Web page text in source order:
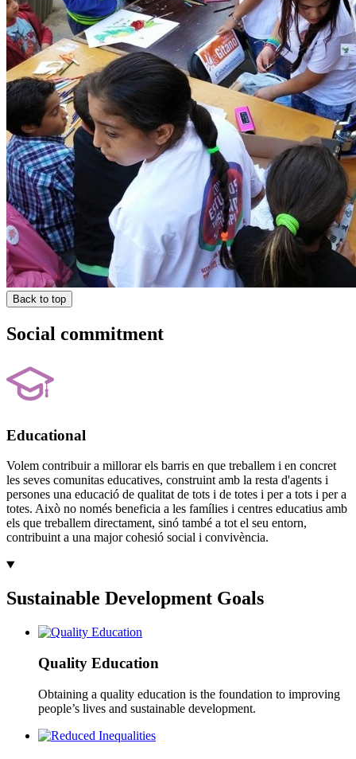
Back to top
Social commitment
Educational
Volem contribuir a millorar els barris en que treballem i en concret
les seves comunitas educatives, construint amb la resta d'agents i
persones una educació de qualitat de tots i de totes i per a tots i per a
totes. Això no només beneficia a les famílies i centres educatius amb
els que treballem directament, sinó també a tot el seu entorn,
contribuint a una major cohesió social i convivència.
Sustainable Development Goals
Quality Education
Obtaining a quality education is the foundation to improving
people’s lives and sustainable development.